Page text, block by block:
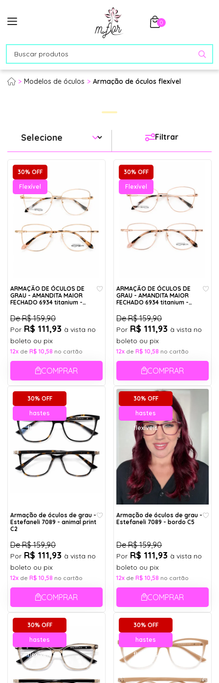
0
Modelos de óculos Armação de óculos flexível
Filtrar
30% OFF
Flexível
ARMAÇÃO DE ÓCULOS DE
GRAU - AMANDITA MAIOR
FECHADO 6934 titanium -
DeR$ 159,90
Por R$ 111,93 à vista no
boleto ou pix
12x de R$ 10,58 no cartão
COMPRAR
30% OFF
Flexível
ARMAÇÃO DE ÓCULOS DE
GRAU - AMANDITA MAIOR
FECHADO 6934 titanium -
DeR$ 159,90
Por R$ 111,93 à vista no
boleto ou pix
12x deR$ 10,58 no cartão
COMPRAR
30% OFF
hastes
flexíveis
Armação de óculos de grau -
Estefaneli 7089 - animal print
C2
DeR$ 159,90
Por R$ 111,93 à vista no
boleto ou pix
12x de R$ 10,58 no cartão
COMPRAR
30% OFF
hastes
flexíveis
Armação de óculos de grau -
Estefaneli 7089 - bordo C5
DeR$ 159,90
Por R$ 111,93 à vista no
boleto ou pix
12x deR$ 10,58 no cartão
COMPRAR
30% OFF
hastes
flexíveis
30% OFF
hastes
flexíveis